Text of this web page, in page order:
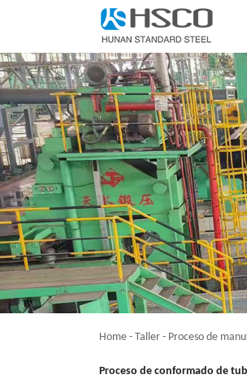
Home - Taller - Proceso de
Proceso de conformado de